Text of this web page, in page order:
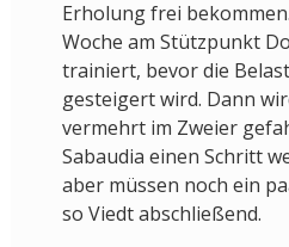
Erholung frei
Woche am Stützpunkt
trainiert, bevor die
gesteigert wird. Dann
vermehrt im Zweier
Sabaudia einen Schritt
aber müssen noch ein
so Viedt abschließend.